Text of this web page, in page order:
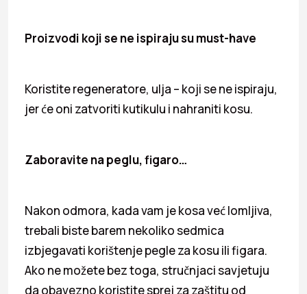
Proizvodi koji se ne ispiraju su must-have
Koristite regeneratore, ulja – koji se ne ispiraju,
jer će oni zatvoriti kutikulu i nahraniti kosu.
Zaboravite na peglu, figaro…
Nakon odmora, kada vam je kosa već lomljiva,
trebali biste barem nekoliko sedmica
izbjegavati korištenje pegle za kosu ili figara.
Ako ne možete bez toga, stručnjaci savjetuju
da obavezno koristite sprej za zaštitu od